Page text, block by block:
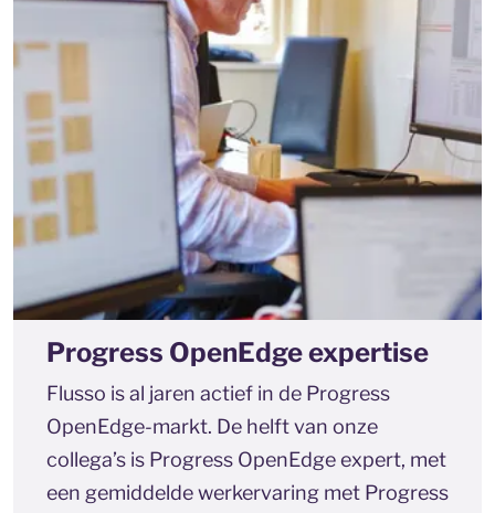
Progress OpenEdge expertise
Flusso is al jaren actief in de Progress
OpenEdge-markt. De helft van onze
collega’s is Progress OpenEdge expert, met
een gemiddelde werkervaring met Progress